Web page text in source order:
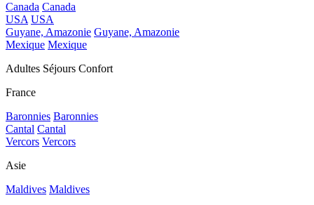
Canada Canada
USA USA
Guyane, Amazonie Guyane, Amazonie
Mexique Mexique
Adultes Séjours Confort
France
Baronnies Baronnies
Cantal Cantal
Vercors Vercors
Asie
Maldives Maldives